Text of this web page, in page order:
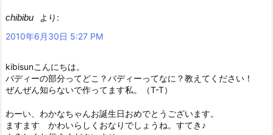
chibibu
より:
2010年6月30日 5:27 PM
kibisunこんにちは。
バディーの部分ってどこ？バディーってなに？教えてください！
ぜんぜん知らないで作ってます私。（T-T）
わーい、わかなちゃんお誕生日おめでとうございます。
ますます かわいらしくおなりでしょうね。すてき♪